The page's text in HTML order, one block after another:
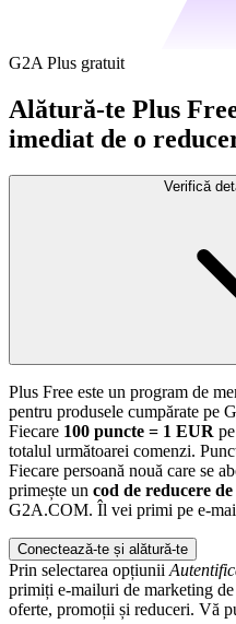
G2A Plus gratuit
Alătură-te Plus
imediat de o
Verifică
Plus Free este un program de
pentru produsele cumpărate pe
Fiecare 100 puncte = 1 EUR
totalul următoarei comenzi.
Fiecare persoană nouă care se
primește un cod de reducere
G2A.COM. Îl vei primi pe e-
Conectează-te și alătură-te
Prin selectarea opțiunii
primiți e-mailuri de marketing
oferte, promoții și reduceri. Vă